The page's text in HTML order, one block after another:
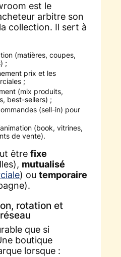
est le
arbitre son
collection. Il sert à
(matières, coupes,
;
prix et les
;
(mix produits,
best-sellers) ;
(sell-in) pour
(book, vitrines,
de vente).
êtrefixe
mutualisé
) outemporaire
rotation et
que si
boutique
lorsque :